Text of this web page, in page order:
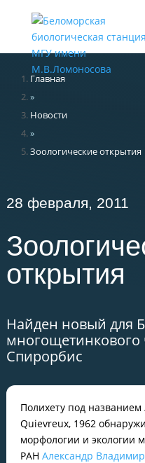
Главная
»
Новости
»
Зоологические открытия
28 февраля, 2011
открытия
Найден новый для
многощетинкового
Спирорбис
Полихету под названием
Quievreux, 1962
морфологии и экологии
РАН Александр